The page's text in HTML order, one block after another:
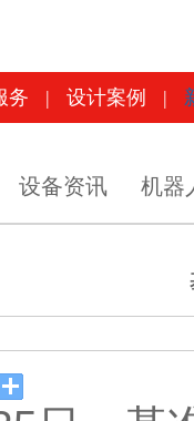
务 | 设计案例 |
设备资讯 机器
腾